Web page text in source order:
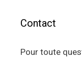
Contact
Pour toute